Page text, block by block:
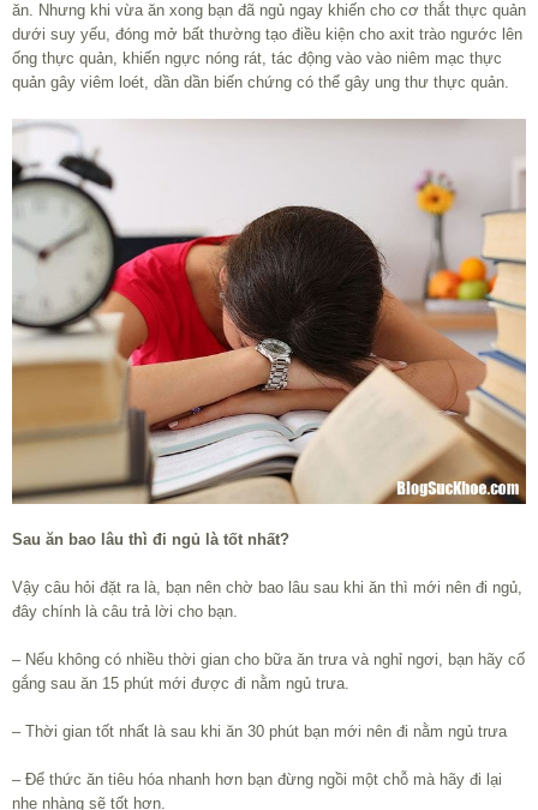
ăn. Nhưng khi vừa ăn xong bạn đã ngủ ngay khiến cho cơ thắt thực quản
dưới suy yếu, đóng mở bất thường tạo điều kiện cho axit trào ngước lên
ống thực quản, khiến ngực nóng rát, tác động vào vào niêm mạc thực
quản gây viêm loét, dần dần biến chứng có thể gây ung thư thực quản.
Sau ăn bao lâu thì đi ngủ là tốt nhất?
Vậy câu hỏi đặt ra là, bạn nên chờ bao lâu sau khi ăn thì mới nên đi ngủ,
đây chính là câu trả lời cho bạn.
– Nếu không có nhiều thời gian cho bữa ăn trưa và nghỉ ngơi, bạn hãy cố
gắng sau ăn 15 phút mới được đi nằm ngủ trưa.
– Thời gian tốt nhất là sau khi ăn 30 phút bạn mới nên đi nằm ngủ trưa
– Để thức ăn tiêu hóa nhanh hơn bạn đừng ngồi một chỗ mà hãy đi lại
nhẹ nhàng sẽ tốt hơn.